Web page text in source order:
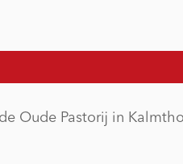
Oude Pastorij in